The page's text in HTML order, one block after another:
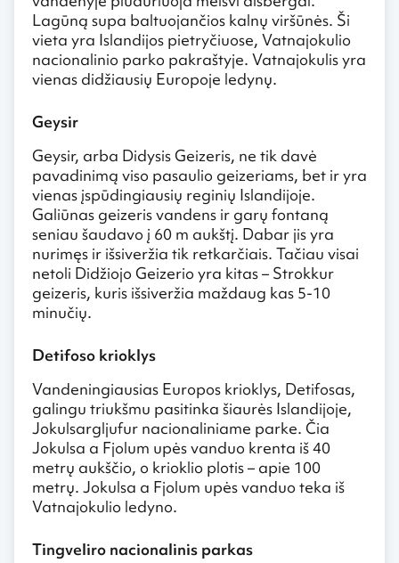
Lagūną supa baltuojančios kalnų viršūnės. Ši
vieta yra Islandijos pietryčiuose, Vatnajokulio
nacionalinio parko pakraštyje. Vatnajokulis yra
vienas didžiausių Europoje ledynų.
Geysir
Geysir, arba Didysis Geizeris, ne tik davė
pavadinimą viso pasaulio geizeriams, bet ir yra
vienas įspūdingiausių reginių Islandijoje.
Galiūnas geizeris vandens ir garų fontaną
seniau šaudavo į 60 m aukštį. Dabar jis yra
nurimęs ir išsiveržia tik retkarčiais. Tačiau visai
netoli Didžiojo Geizerio yra kitas – Strokkur
geizeris, kuris išsiveržia maždaug kas 5-10
minučių.
Detifoso krioklys
Vandeningiausias Europos krioklys, Detifosas,
galingu triukšmu pasitinka šiaurės Islandijoje,
Jokulsargljufur nacionaliniame parke. Čia
Jokulsa a Fjolum upės vanduo krenta iš 40
metrų aukščio, o krioklio plotis – apie 100
metrų. Jokulsa a Fjolum upės vanduo teka iš
Vatnajokulio ledyno.
Tingveliro nacionalinis parkas